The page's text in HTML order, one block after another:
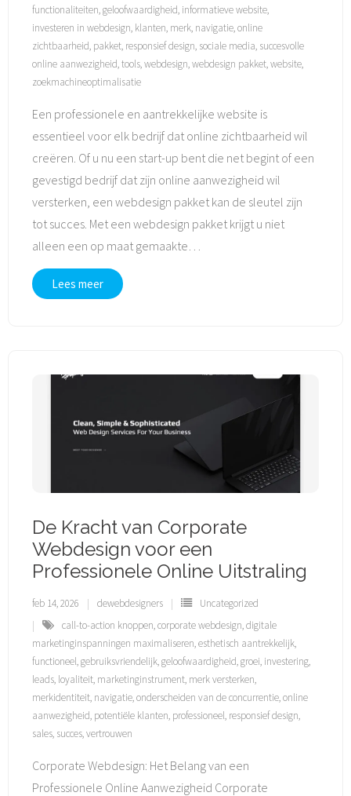
functionaliteiten,geloofwaardigheid, informatieve website,
investeren in webdesign, klanten, merk, navigatie,online
zichtbaarheid, pakket, responsief design, sociale media, succesvolle
online aanwezigheid,tools,webdesign,webdesign pakket,website,
zoekmachineoptimalisatie
Een professionele en aantrekkelijke website is
essentieel voor elk bedrijf dat online zichtbaarheid wil
creëren. Of u nu een start-up bent die net begint of een
gevestigd bedrijf dat zijn online aanwezigheid wil
versterken, een webdesign pakket kan de sleutel zijn
tot succes. Met een webdesign pakket krijgt u niet
alleen een op maat gemaakte…
Lees meer
De Kracht van Corporate
Webdesign voor een
Professionele Online Uitstraling
feb 14, 2026 dewebdesigners
Uncategorized
call-to-action knoppen,corporate webdesign,digitale
marketinginspanningen maximaliseren,esthetisch aantrekkelijk,
functioneel,gebruiksvriendelijk,geloofwaardigheid,groei, investering,
leads, loyaliteit, marketinginstrument, merk versterken,
merkidentiteit, navigatie,onderscheiden van de concurrentie,online
aanwezigheid, potentiële klanten, professioneel, responsief design,
sales, succes,vertrouwen
Corporate Webdesign: Het Belang van een
Professionele Online Aanwezigheid Corporate